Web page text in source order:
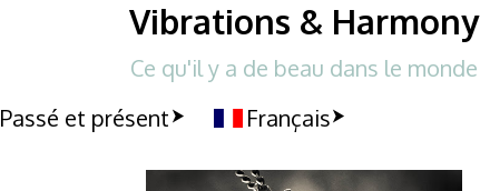
Vibrations & Harmony
Ce qu'il y a de beau dans le monde
Passé et présent Français